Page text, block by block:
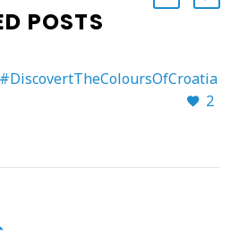
POSTS
#DiscovertTheColoursOfCroatia
2